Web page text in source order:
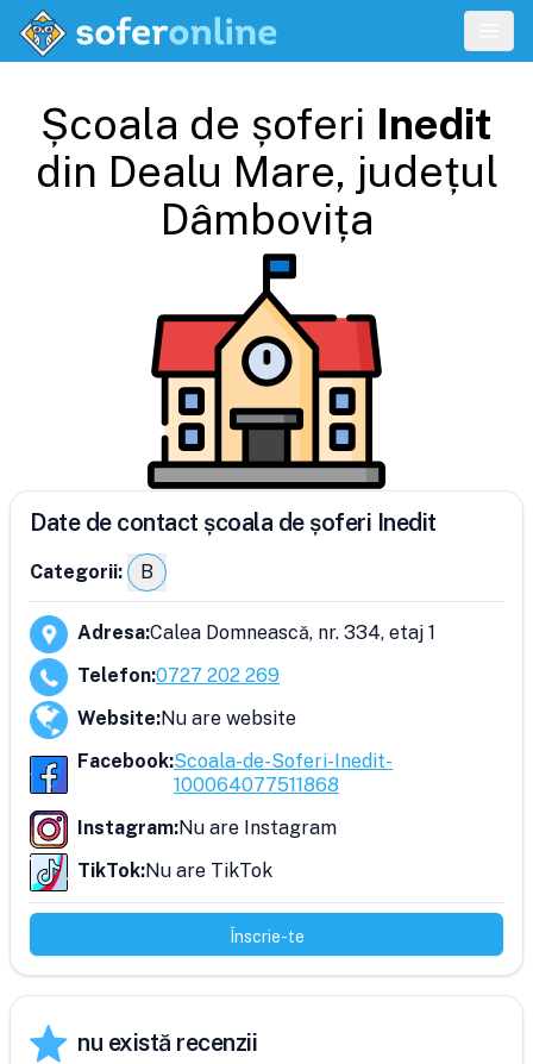
Școala de șoferi Inedit
din Dealu Mare, județul
Dâmbovița
Date de contact școala de șoferi Inedit
Categorii: B
Adresa:Calea Domnească, nr. 334, etaj 1
Telefon:0727 202 269
Website:Nu are website
Facebook:Scoala-de-Soferi-Inedit-
100064077511868
Instagram:Nu are Instagram
TikTok:Nu are TikTok
Înscrie-te
nu există recenzii